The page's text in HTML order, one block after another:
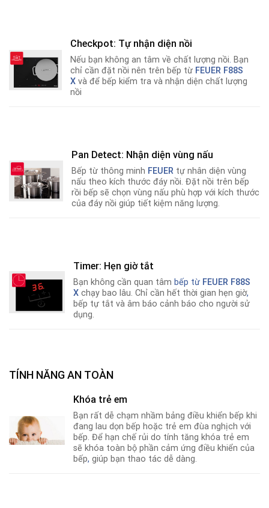
Checkpot: Tự nhận diện nồi
Nếu bạn không an tâm về chất lượng nồi. Bạn
chỉ cần đặt nồi nên trên bếp từ FEUER F88S
X và để bếp kiểm tra và nhận diện chất lượng
nồi
Pan Detect: Nhận diện vùng nấu
Bếp từ thông minh FEUER tự nhân diện vùng
nấu theo kích thước đáy nồi. Đặt nồi trên bếp
rồi bếp sẽ chọn vùng nấu phù hợp với kích thước
của đáy nồi giúp tiết kiệm năng lượng.
Timer: Hẹn giờ tắt
Bạn không cần quan tâm bếp từ FEUER F88S
X chạy bao lâu. Chỉ cần hết thời gian hẹn giờ,
bếp tự tắt và âm báo cảnh báo cho người sử
dụng.
TÍNH NĂNG AN TOÀN
Khóa trẻ em
Bạn rất dễ chạm nhầm bảng điều khiển bếp khi
đang lau dọn bếp hoặc trẻ em đùa nghịch với
bếp. Để hạn chế rủi do tính tăng khóa trẻ em
sẽ khóa toàn bộ phần cảm ứng điều khiển của
bếp, giúp bạn thao tác dễ dàng.